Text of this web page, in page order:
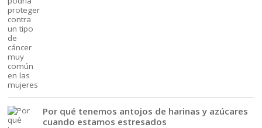
Por qué tenemos antojos de harinas y azúcares
cuando estamos estresados